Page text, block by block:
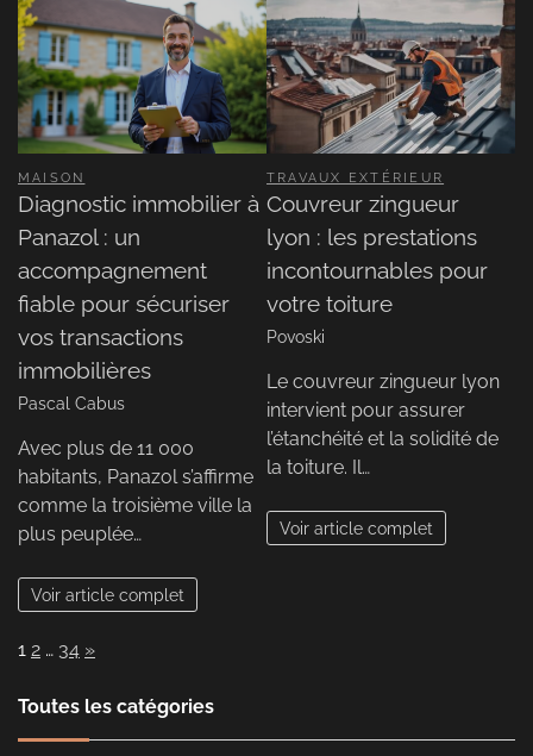
MAISON
Diagnostic immobilier à
Panazol : un
accompagnement
fiable pour sécuriser
vos transactions
immobilières
Pascal Cabus
Avec plus de 11 000
habitants, Panazol s’affirme
comme la troisième ville la
plus peuplée…
Voir article complet
TRAVAUX EXTÉRIEUR
Couvreur zingueur
lyon : les prestations
incontournables pour
votre toiture
Povoski
Le couvreur zingueur lyon
intervient pour assurer
l’étanchéité et la solidité de
la toiture. Il…
Voir article complet
Page:
1 2 … 34 Next
»
Toutes les catégories